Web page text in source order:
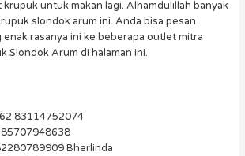
untuk makan lagi. Alhamdulillah banyak
slondok arum ini. Anda bisa pesan
rasanya ini ke beberapa outlet mitra
Slondok Arum di halaman ini.
83114752074
Bherlinda